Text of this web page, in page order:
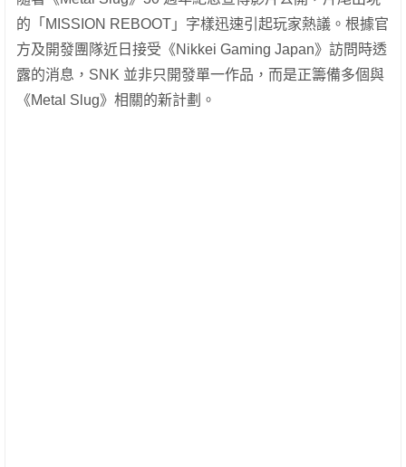
的「MISSION REBOOT」字樣迅速引起玩家熱議。根據官
方及開發團隊近日接受《Nikkei Gaming Japan》訪問時透
露的消息，SNK 並非只開發單一作品，而是正籌備多個與
《Metal Slug》相關的新計劃。